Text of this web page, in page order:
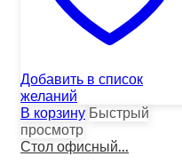
Добавить в список
желаний
В корзину Быстрый
просмотр
Стол офисный...